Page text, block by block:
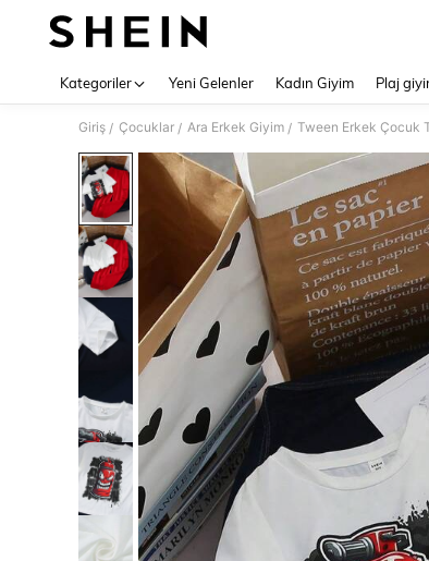
Kategoriler Yeni Gelenler Kadın Giyim Plaj
Giriş / Çocuklar / Ara Erkek Giyim / Tween Erkek Çocuk